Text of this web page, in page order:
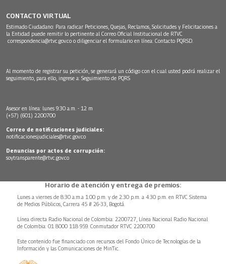
CONTACTO VIRTUAL
Estimado Ciudadano: Para radicar Peticiones, Quejas, Reclamos, Solicitudes y Felicitaciones a
la Entidad puede remitir lo pertinente al Correo Oficial Institucional de RTVC
correspondencia@rtvc.gov.co o diligenciar el formulario en línea: Contacto PQRSD.
Al momento de registrar su petición, se generará un código con el cual usted podrá realizar el
seguimiento, para ello, ingrese a: Seguimiento de PQRS
Asesor en línea: lunes 9:30 a.m. - 12 m
(+57) (601) 2200700
Correo de notificaciones judiciales:
notificacionesjudiciales@rtvc.gov.co
Denuncias por actos de corrupción:
soytransparente@rtvc.gov.co
Horario de atención y entrega de premios:
Lunes a viernes de 8:30 a.m.a 1:00 p.m. y de 2:30 p.m. a 4:30 p.m. en RTVC Sistema
de Medios Públicos, Carrera 45 # 26-33, Bogotá.
Línea directa Radio Nacional de Colombia: 2200727, Línea Nacional Radio Nacional
de Colombia: 01 8000 118 959. Conmutador RTVC 2200700
Este contenido fue financiado con recursos del Fondo Único de Tecnologías de la
Información y las Comunicaciones de MinTic.